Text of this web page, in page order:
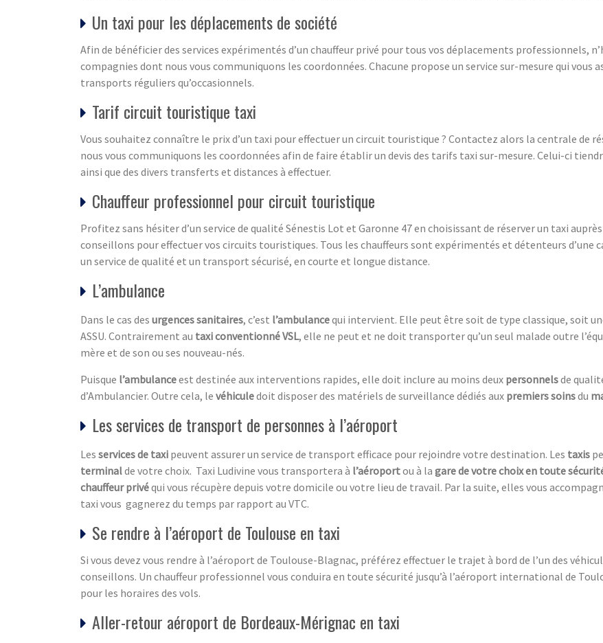
Un taxi pour les déplacements de société
Afin de bénéficier des services expérimentés d’un chauffeur privé pour tous vos déplacements professionnels,
compagnies dont nous vous communiquons les coordonnées. Chacune propose un service sur-mesure qui vous
transports réguliers qu’occasionnels.
Tarif circuit touristique taxi
Vous souhaitez connaître le prix d’un taxi pour effectuer un circuit touristique ? Contactez alors la centrale de
nous vous communiquons les coordonnées afin de faire établir un devis des tarifs taxi sur-mesure. Celui-ci
ainsi que des divers transferts et distances à effectuer.
Chauffeur professionnel pour circuit touristique
Profitez sans hésiter d’un service de qualité Sénestis Lot et Garonne 47 en choisissant de réserver un taxi
conseillons pour effectuer vos circuits touristiques. Tous les chauffeurs sont expérimentés et détenteurs
un service de qualité et un transport sécurisé, en courte et longue distance.
L’ambulance
Dans le cas des urgences sanitaires, c’est l’ambulancequi intervient. Elle peut être soit de type classique, soit
ASSU. Contrairement au taxi conventionné VSL, elle ne peut et ne doit transporter qu’un seul malade outre
mère et de son ou ses nouveau-nés.
Puisque l’ambulanceest destinée aux interventions rapides, elle doit inclure au moins deux personnelsde
d’Ambulancier. Outre cela, le véhiculedoit disposer des matériels de surveillance dédiés aux premiers soinsdu
Les services de transport de personnes à l’aéroport
Les services de taxi peuvent assurer un service de transport efficace pour rejoindre votre destination. Les taxis
terminalde votre choix. Taxi Ludivine vous transportera à l’aéroportou à la gare de votre choix en toute
chauffeur privéqui vous récupère depuis votre domicile ou votre lieu de travail. Par la suite, elles vous
taxi vous gagnerez du temps par rapport au VTC.
Se rendre à l’aéroport de Toulouse en taxi
Si vous devez vous rendre à l’aéroport de Toulouse-Blagnac, préférez effectuer le trajet à bord de l’un des
conseillons. Un chauffeur professionnel vous conduira en toute sécurité jusqu’à l’aéroport international de
pour les horaires des vols.
Aller-retour aéroport de Bordeaux-Mérignac en taxi